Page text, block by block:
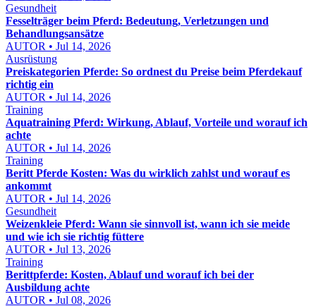
Gesundheit
Fesselträger beim Pferd: Bedeutung, Verletzungen und
Behandlungsansätze
AUTOR • Jul 14, 2026
Ausrüstung
Preiskategorien Pferde: So ordnest du Preise beim Pferdekauf
richtig ein
AUTOR • Jul 14, 2026
Training
Aquatraining Pferd: Wirkung, Ablauf, Vorteile und worauf ich
achte
AUTOR • Jul 14, 2026
Training
Beritt Pferde Kosten: Was du wirklich zahlst und worauf es
ankommt
AUTOR • Jul 14, 2026
Gesundheit
Weizenkleie Pferd: Wann sie sinnvoll ist, wann ich sie meide
und wie ich sie richtig füttere
AUTOR • Jul 13, 2026
Training
Berittpferde: Kosten, Ablauf und worauf ich bei der
Ausbildung achte
AUTOR • Jul 08, 2026